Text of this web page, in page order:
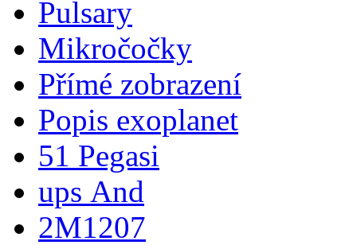
Pulsary
Mikročočky
Přímé zobrazení
Popis exoplanet
51 Pegasi
ups And
2M1207